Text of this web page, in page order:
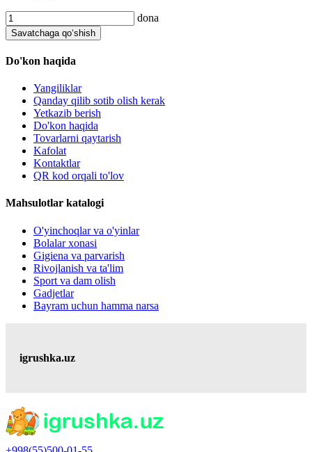
dona
Savatchaga qo‘shish
Do'kon haqida
Yangiliklar
Qanday qilib sotib olish kerak
Yetkazib berish
Do'kon haqida
Tovarlarni qaytarish
Kafolat
Kontaktlar
QR kod orqali to'lov
Mahsulotlar katalogi
O'yinchoqlar va o'yinlar
Bolalar xonasi
Gigiena va parvarish
Rivojlanish va ta'lim
Sport va dam olish
Gadjetlar
Bayram uchun hamma narsa
igrushka.uz